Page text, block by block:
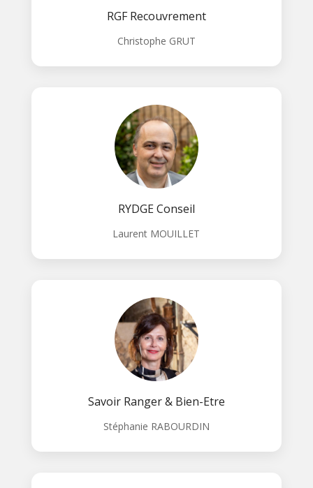
RGF Recouvrement
Christophe GRUT
RYDGE Conseil
Laurent MOUILLET
Savoir Ranger & Bien-Etre
Stéphanie RABOURDIN